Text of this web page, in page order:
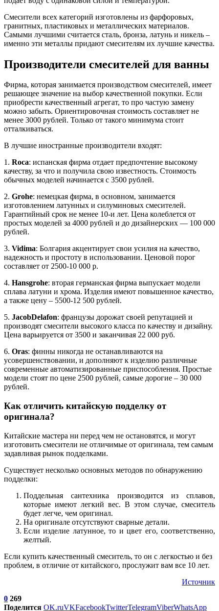
Смесители всех категорий изготовлены из фарфоровых,
гранитных, пластиковых и металлических материалов.
Самыми лучшими считается сталь, бронза, латунь и никель –
именно эти металлы придают смесителям их лучшие качества.
Производители смесителей для ванны
Фирма, которая занимается производством смесителей, имеет
решающее значение на выбор качественной покупки. Если
приобрести качественный агрегат, то про частую замену
можно забыть. Ориентировочная стоимость составляет не
менее 3000 рублей. Только от такого минимума стоит
отталкиваться.
В лучшие иностранные производители входят:
1. Roca: испанская фирма отдает предпочтение высокому
качеству, за что и получила свою известность. Стоимость
обычных моделей начинается с 3500 рублей.
2. Grohe: немецкая фирма, в основном, занимается
изготовлением латунных и силуминовых смесителей.
Гарантийный срок не менее 10-и лет. Цена колеблется от
простых моделей за 4000 рублей и до дизайнерских — 100 000
рублей.
3. Vidima: Болгария акцентирует свои усилия на качество,
надежность и простоту в использовании. Ценовой порог
составляет от 2500-10 000 р.
4. Hansgrohe: вторая германская фирма выпускает модели
сплава латуни и хрома. Изделия имеют повышенное качество,
а также цену – 5500-12 500 рублей.
5. JacobDelafon: французы дорожат своей репутацией и
производят смесители высокого класса по качеству и дизайну.
Цена варьируется от 3500 и заканчивая 22 000 руб.
6. Oras: финны никогда не останавливаются на
усовершенствовании, и дополняют к изделию различные
современные автоматизированные приспособления. Простые
модели стоят по цене 2500 рублей, самые дорогие – 30 000
рублей.
Как отличить китайскую подделку от
оригинала?
Китайские мастера ни перед чем не остановятся, и могут
изготовить смесители не отличимые от оригинала, тем самым
задавливая рынок подделками.
Существует несколько основных методов по обнаружению
подделки:
Поддельная сантехника производится из сплавов,
которые имеют легкий вес. В этом случае, смеситель
будет легче, чем оригинал.
На оригинале отсутствуют сварные детали.
Если изделие латунное, то и цвет его, соответственно,
желтый.
Если купить качественный смеситель, то он с легкостью и без
проблем, в отличие от китайского, прослужит вам все 10 лет.
Источник
0 269
Поделится OK.ruVKFacebookTwitterTelegramViberWhatsApp